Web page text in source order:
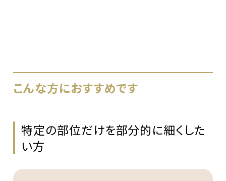
こんな方におすすめです
特定の部位だけを部分的に細くした
い方